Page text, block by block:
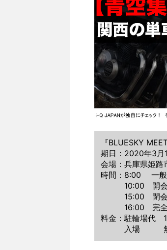
『BLUESKY
期日：2020年3月
会場：兵庫県姫
時間：8:00 一般
10:00 開会
15:00 閉会
16:00 完全
料金：駐輪場代
入場 無